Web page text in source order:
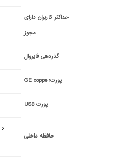
حداکثر کاربران دارای
مجوز
گذردهی فایروال
پورتGE copper
پورت USB
حافظه داخلی